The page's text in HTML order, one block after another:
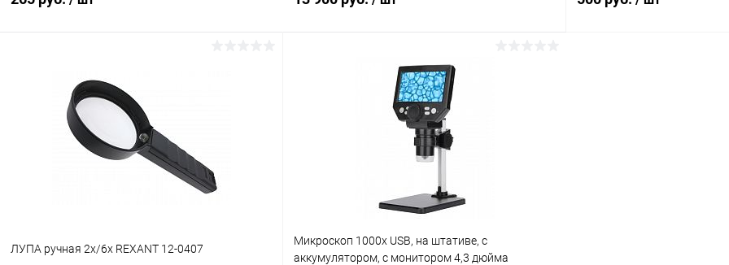
Сравнение
В избранное
В корзину
ЛУПА ручная 2х/6х REXANT 12-0407
Микроскоп 1000x USB, на штативе, с
аккумулятором, с монитором 4,3 дюйма